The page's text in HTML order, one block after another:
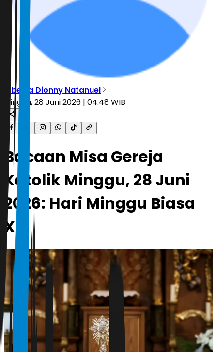
Alberta Dionny Natanuel
Minggu, 28 Juni 2026 | 04.48 WIB
Bacaan Misa Gereja
Katolik Minggu, 28 Juni
2026: Hari Minggu Biasa
XIII